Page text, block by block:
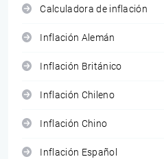
Calculadora de inflación
Inflación Alemán
Inflación Británico
Inflación Chileno
Inflación Chino
Inflación Español